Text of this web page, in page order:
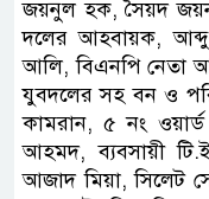
জয়নুল হক, সৈয়দ
দলের আহবায়ক,
আলি, বিএনপি নেতা
যুবদলের সহ বন ও
কামরান, ৫ নং
আহমদ, ব্যবসায়ী
আজাদ মিয়া, সিলেট